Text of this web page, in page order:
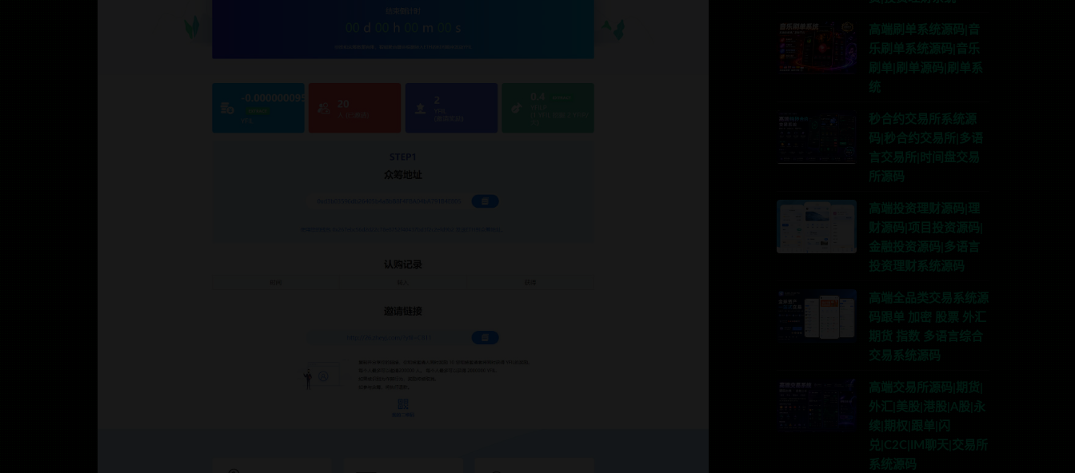
高端刷单系统源码|音
乐刷单系统源码|音乐
刷单|刷单源码|刷单系
统
秒合约交易所系统源
码|秒合约交易所|多语
言交易所|时间盘交易
所源码
高端投资理财源码|理
财源码|项目投资源码|
金融投资源码|多语言
投资理财系统源码
高端全品类交易系统源
码跟单 加密 股票 外汇
期货 指数 多语言综合
交易系统源码
高端交易所源码|期货|
外汇|美股|港股|A股|永
续|期权|跟单|闪
兑|C2C|IM聊天|交易所
系统源码